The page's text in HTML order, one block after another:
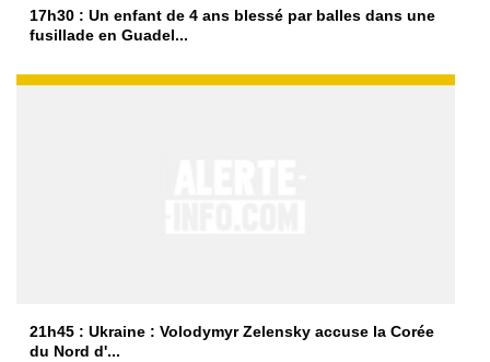
17h30 : Un enfant de 4 ans blessé par balles dans une
fusillade en Guadel...
21h45 : Ukraine : Volodymyr Zelensky accuse la Corée
du Nord d'...